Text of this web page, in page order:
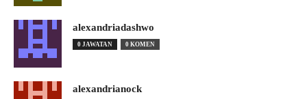
alexandriadashwo
0 JAWATAN 0 KOMEN
alexandrianock